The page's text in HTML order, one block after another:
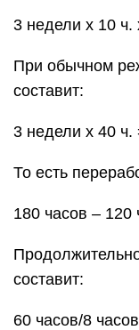
3 недели x 10 ч.
При обычном
составит:
3 недели х 40 ч.
То есть
180 часов – 120
составит:
60 часов/8